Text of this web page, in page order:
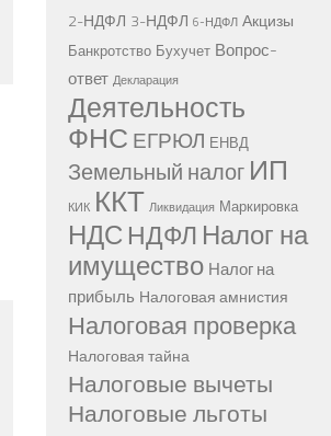
2-НДФЛ 3-НДФЛ 6-НДФЛ Акцизы
Банкротство Бухучет Вопрос-
ответ Декларация
Деятельность
ФНС ЕГРЮЛ ЕНВД
Земельный налог ИП
КИК ККТ Ликвидация Маркировка
НДС НДФЛ Налог на
имущество Налог на
прибыль Налоговая амнистия
Налоговая проверка
Налоговая тайна
Налоговые вычеты
Налоговые льготы